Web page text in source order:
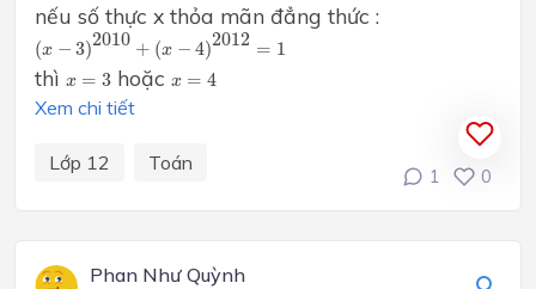
nếu số thực x thỏa mãn đẳng thức :
(x − 3)2010 + (x − 4)2012 = 1
(x−3 )2010+( x − 4)2012=1
thì x = 3
x =3 hoặc x = 4
x=4
Xem chi tiết
Lớp 12 Toán
1 0
Phan Như Quỳnh